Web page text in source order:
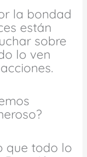
la bondad
están
sobre
lo ven
que todo lo